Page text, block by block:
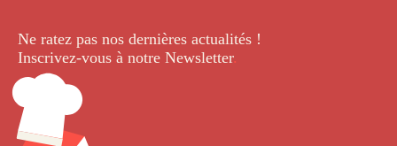
Ne ratez pas nos dernières actualités !
Inscrivez-vous à notre Newsletter.